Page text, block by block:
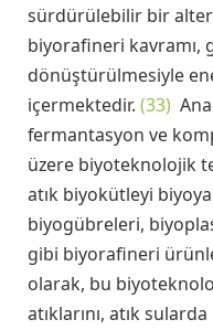
sürdürülebilir bir
biyorafineri kavramı,
dönüştürülmesiyle
içermektedir. (33)
fermantasyon ve
üzere biyoteknolojik
atık biyokütleyi
biyogübreleri,
gibi biyorafineri
olarak, bu
atıklarını, atık